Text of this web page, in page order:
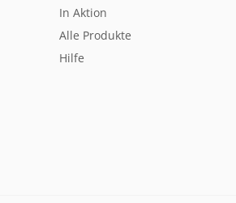
In Aktion
Alle Produkte
Hilfe